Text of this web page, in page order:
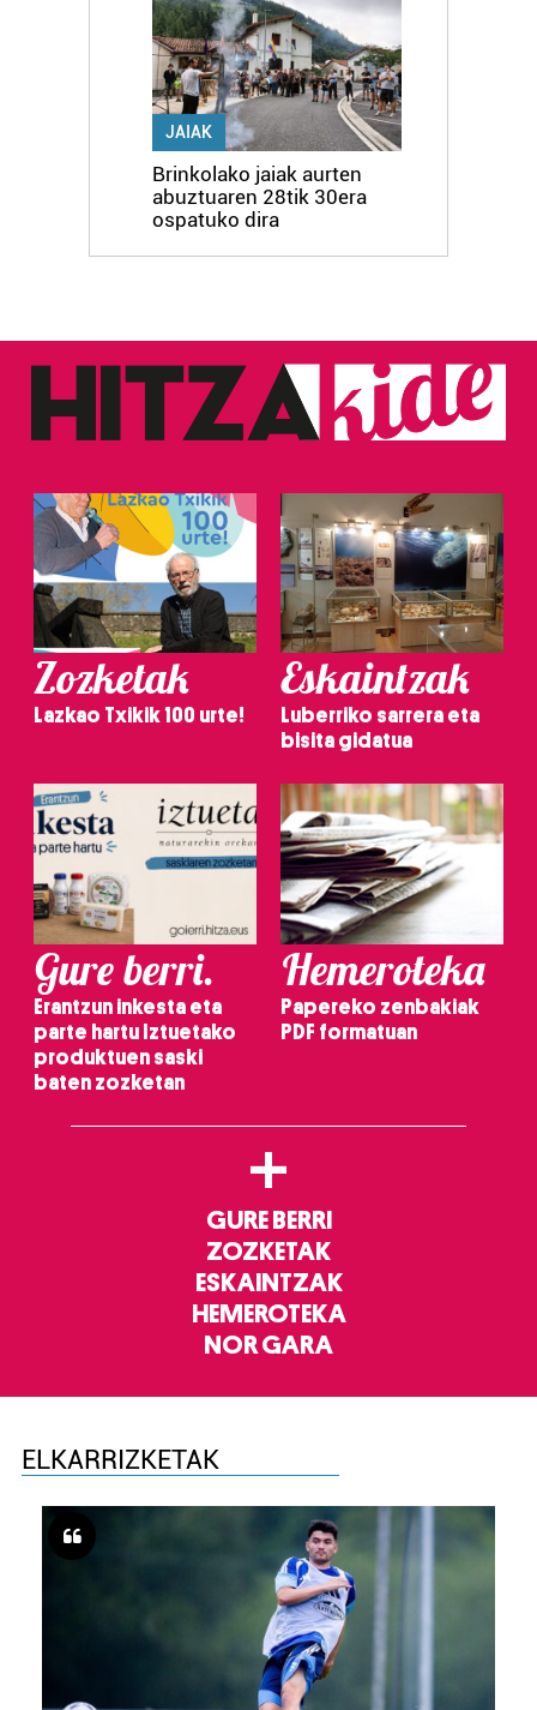
JAIAK
Brinkolako jaiak aurten
abuztuaren 28tik 30era
ospatuko dira
Zozketak
Lazkao Txikik 100 urte!
Eskaintzak
Luberriko sarrera eta
bisita gidatua
Gure berri.
Erantzun inkesta eta
parte hartu Iztuetako
produktuen saski
baten zozketan
Hemeroteka
Papereko zenbakiak
PDF formatuan
+
GURE BERRI
ZOZKETAK
ESKAINTZAK
HEMEROTEKA
NOR GARA
ELKARRIZKETAK